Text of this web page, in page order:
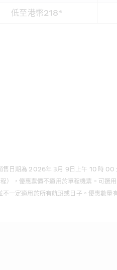
低至港幣218*
日期為 2026年 3月 9日上午 10 時
優惠票價不適用於單程機票。可選
一定適用於所有航班或日子。優惠數量